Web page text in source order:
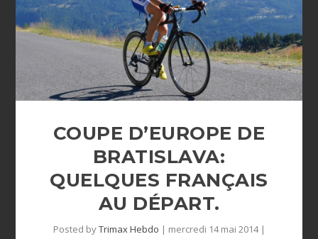
COUPE D’EUROPE DE
BRATISLAVA:
QUELQUES FRANÇAIS
AU DÉPART.
Posted byTrimax Hebdo | mercredi 14 mai 2014|